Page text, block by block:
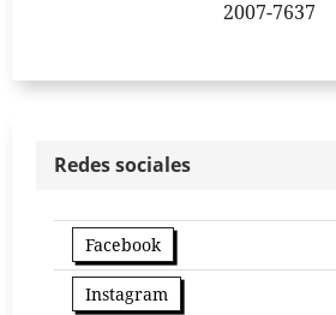
2007-7637
Redes sociales
Facebook
Instagram